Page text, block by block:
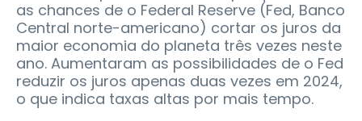
as chances de o Federal Reserve (Fed, Banco
Central norte-americano) cortar os juros da
maior economia do planeta três vezes neste
ano. Aumentaram as possibilidades de o Fed
reduzir os juros apenas duas vezes em 2024,
o que indica taxas altas por mais tempo.